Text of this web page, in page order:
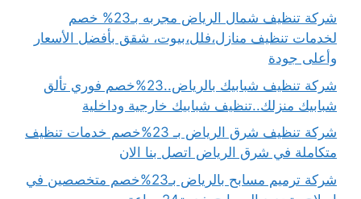
شركة تنظيف شمال الرياض مجربه بـ23% خصم
لخدمات تنظيف منازل،فلل،بيوت، شقق بأفضل الأسعار
وأعلى جودة
شركة تنظيف شبابيك بالرياض..23%خصم فوري تألق
شبابيك منزلك..تنظيف شبابيك خارجية وداخلية
شركة تنظيف شرق الرياض بـ 23%خصم خدمات تنظيف
متكاملة في شرق الرياض اتصل بنا الان
شركة ترميم مسابح بالرياض بـ23%خصم متخصصين في